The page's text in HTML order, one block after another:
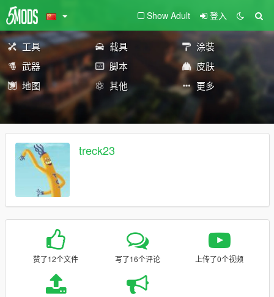
Show Adult 登入
工具 载具
涂装
武器
脚本
皮肤
地图
其他 更多
treck23
赞了12个文件 写了16个评论 上传了0个视频